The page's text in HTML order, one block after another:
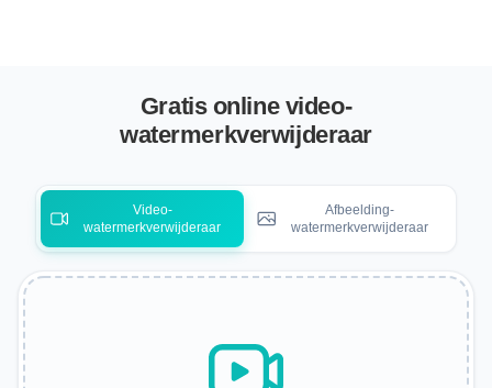
Gratis online video-
watermerkverwijderaar
Video-
watermerkverwijderaar
Afbeelding-
watermerkverwijderaar